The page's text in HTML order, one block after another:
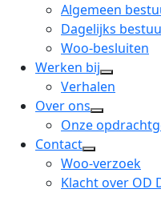
menuopen
menu
Algemeen
Dagelijks
Woo-besluiten
Werken bij
open
menu
Verhalen
Over ons
open
dropdown
menu
Onze
Contact
open
dropdown
Woo-verzoek
Klacht over OD